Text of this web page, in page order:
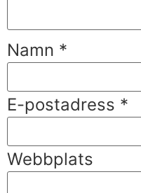
Namn *
E-postadress *
Webbplats